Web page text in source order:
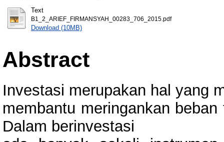
Text
B1_2_ARIEF_FIRMANSYAH_00283_706_2015.pdf
Download (10MB)
Abstract
Investasi merupakan hal yang
membantu meringankan
Dalam berinvestasi